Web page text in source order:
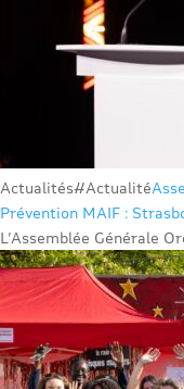
Actualités#Actualité
Prévention MAIF :
L’Assemblée Générale